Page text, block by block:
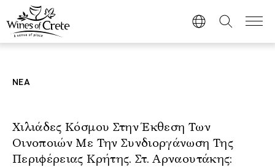
ΝΕΑ
Χιλιάδες Κόσμου Στην Έκθεση Των
Οινοποιών Με Την Συνδιοργάνωση Της
Περιφέρειας Κρήτης. Στ. Αρναουτάκης: